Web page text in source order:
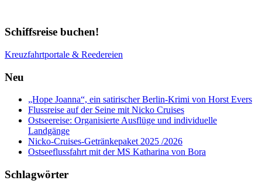
Schiffsreise buchen!
Kreuzfahrtportale & Reedereien
Neu
„Hope Joanna“, ein satirischer Berlin-Krimi von Horst Evers
Flussreise auf der Seine mit Nicko Cruises
Ostseereise: Organisierte Ausflüge und individuelle
Landgänge
Nicko-Cruises-Getränkepaket 2025 /2026
Ostseeflussfahrt mit der MS Katharina von Bora
Schlagwörter